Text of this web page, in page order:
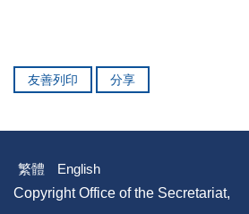
友善列印 分享
繁體
English
Copyright Office of the Secretariat,